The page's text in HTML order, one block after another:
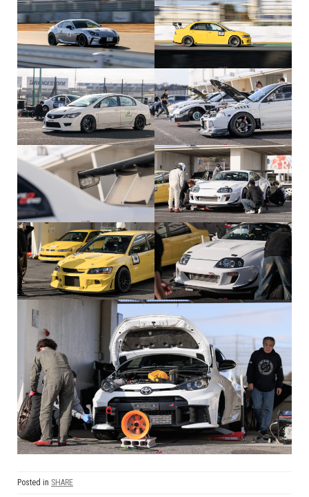
Posted in SHARE